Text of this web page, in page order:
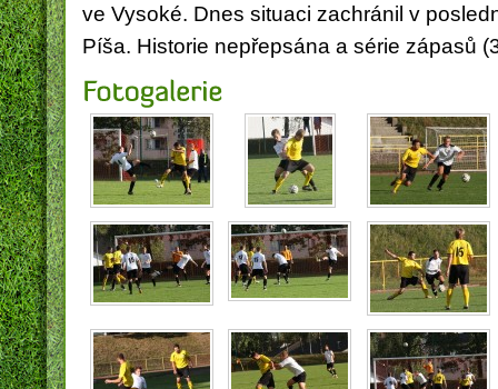
ve Vysoké. Dnes situaci zachránil v
Píša. Historie nepřepsána a série zápasů